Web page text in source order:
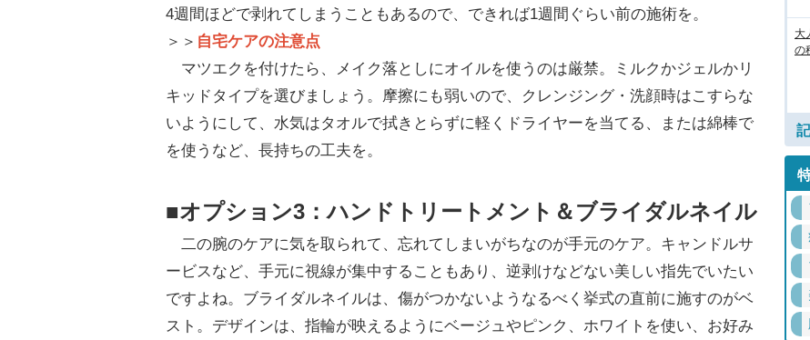
4週間ほどで剥れてしまうこともあるので、できれば1週間ぐらい前の施術を。
＞＞ 自宅ケアの注意点
マツエクを付けたら、メイク落としにオイルを使うのは厳禁。ミルクかジェルかリ
キッドタイプを選びましょう。摩擦にも弱いので、クレンジング・洗顔時はこすらな
いようにして、水気はタオルで拭きとらずに軽くドライヤーを当てる、または綿棒で
を使うなど、長持ちの工夫を。
■オプション3：ハンドトリートメント＆ブライダルネイル
二の腕のケアに気を取られて、忘れてしまいがちなのが手元のケア。キャンドルサ
ービスなど、手元に視線が集中することもあり、逆剥けなどない美しい指先でいたい
ですよね。ブライダルネイルは、傷がつかないようなるべく挙式の直前に施すのがベ
スト。デザインは、指輪が映えるようにベージュやピンク、ホワイトを使い、お好み
大
の